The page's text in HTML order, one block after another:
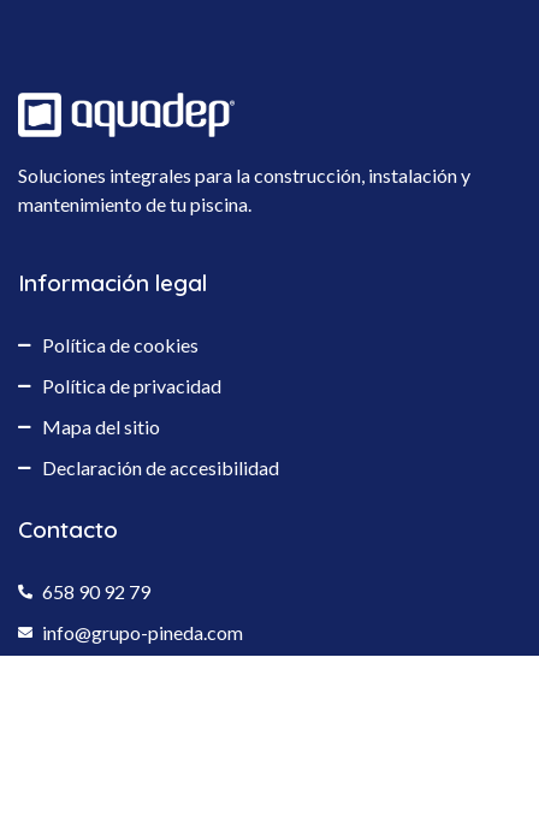
Soluciones integrales para la construcción, instalación y
mantenimiento de tu piscina.
Información legal
Política de cookies
Política de privacidad
Mapa del sitio
Declaración de accesibilidad
Contacto
658 90 92 79
info@grupo-pineda.com